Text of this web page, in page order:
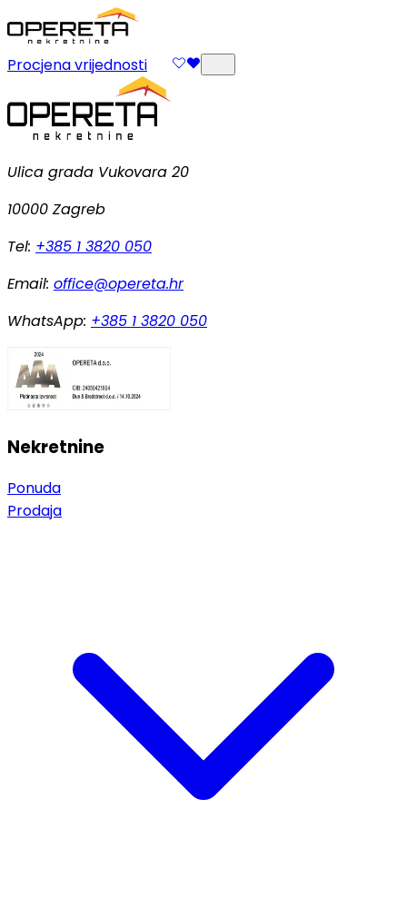
Procjena vrijednosti
Ulica grada Vukovara 20
10000 Zagreb
Tel: +385 1 3820 050
Email: office@opereta.hr
WhatsApp: +385 1 3820 050
Nekretnine
Ponuda
Prodaja